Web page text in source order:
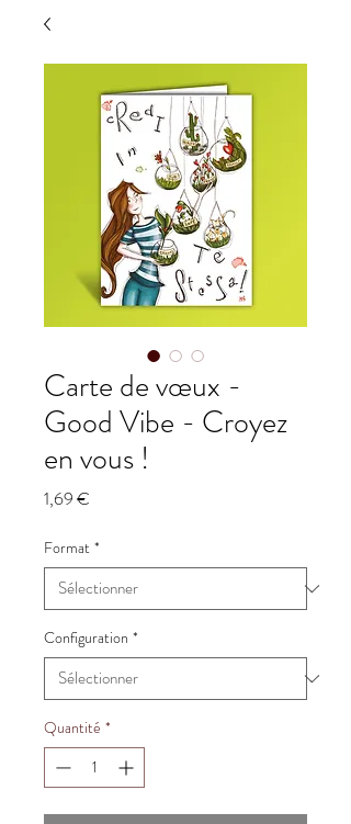
Carte de vœux -
Good Vibe - Croyez
en vous !
1,69 €
Format *
Configuration *
Quantité *